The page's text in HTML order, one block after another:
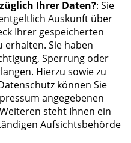
Ihrer Daten?: Sie
Auskunft über
Ihrer gespeicherten
erhalten. Sie haben
Sperrung oder
Hierzu sowie zu
können Sie
angegebenen
steht Ihnen ein
Aufsichtsbehörde